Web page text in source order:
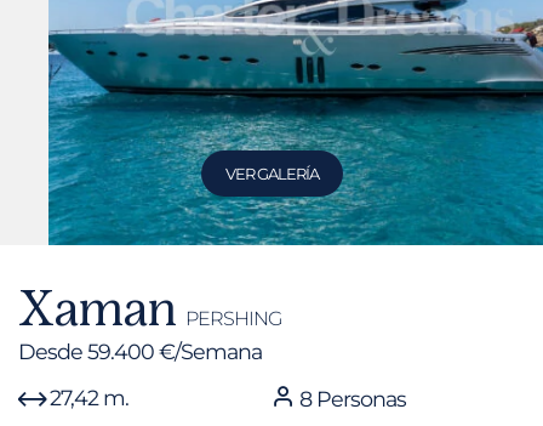
VER GALERÍA
Xaman PERSHING
Desde 59.400 €/Semana
27,42 m.
8 Personas